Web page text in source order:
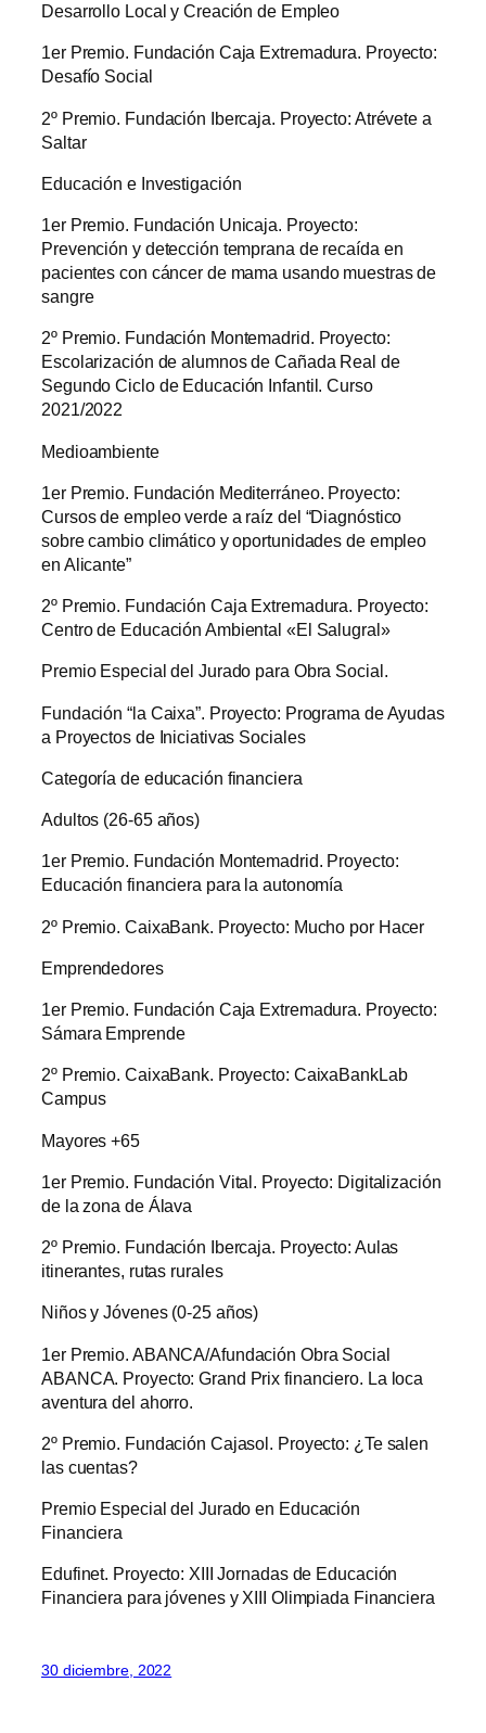
Desarrollo Local y Creación de Empleo
1er Premio. Fundación Caja Extremadura. Proyecto:
Desafío Social
2º Premio. Fundación Ibercaja. Proyecto: Atrévete a
Saltar
Educación e Investigación
1er Premio. Fundación Unicaja. Proyecto:
Prevención y detección temprana de recaída en
pacientes con cáncer de mama usando muestras de
sangre
2º Premio. Fundación Montemadrid. Proyecto:
Escolarización de alumnos de Cañada Real de
Segundo Ciclo de Educación Infantil. Curso
2021/2022
Medioambiente
1er Premio. Fundación Mediterráneo. Proyecto:
Cursos de empleo verde a raíz del “Diagnóstico
sobre cambio climático y oportunidades de empleo
en Alicante”
2º Premio. Fundación Caja Extremadura. Proyecto:
Centro de Educación Ambiental «El Salugral»
Premio Especial del Jurado para Obra Social.
Fundación “la Caixa”. Proyecto: Programa de Ayudas
a Proyectos de Iniciativas Sociales
Categoría de educación financiera
Adultos (26-65 años)
1er Premio. Fundación Montemadrid. Proyecto:
Educación financiera para la autonomía
2º Premio. CaixaBank. Proyecto: Mucho por Hacer
Emprendedores
1er Premio. Fundación Caja Extremadura. Proyecto:
Sámara Emprende
2º Premio. CaixaBank. Proyecto: CaixaBankLab
Campus
Mayores +65
1er Premio. Fundación Vital. Proyecto: Digitalización
de la zona de Álava
2º Premio. Fundación Ibercaja. Proyecto: Aulas
itinerantes, rutas rurales
Niños y Jóvenes (0-25 años)
1er Premio. ABANCA/Afundación Obra Social
ABANCA. Proyecto: Grand Prix financiero. La loca
aventura del ahorro.
2º Premio. Fundación Cajasol. Proyecto: ¿Te salen
las cuentas?
Premio Especial del Jurado en Educación
Financiera
Edufinet. Proyecto: XIII Jornadas de Educación
Financiera para jóvenes y XIII Olimpiada Financiera
30 diciembre, 2022